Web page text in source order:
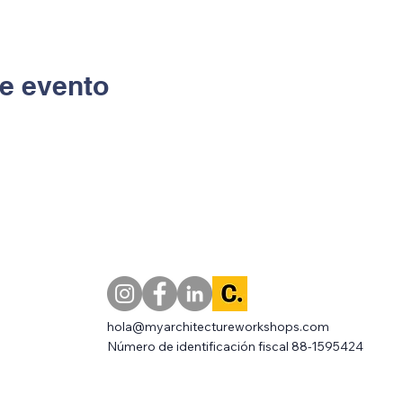
evento
hola@myarchitectureworkshops.com
Número de identificación fiscal 88-1595424